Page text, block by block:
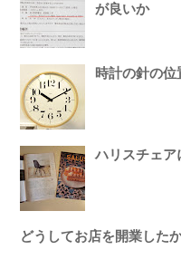
が良いか
時計の針の位
ハリスチェア
どうしてお店を開業した